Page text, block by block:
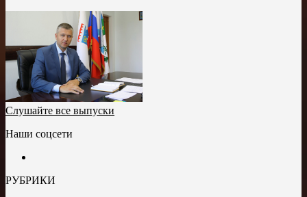
Слушайте все выпуски
Наши соцсети
РУБРИКИ